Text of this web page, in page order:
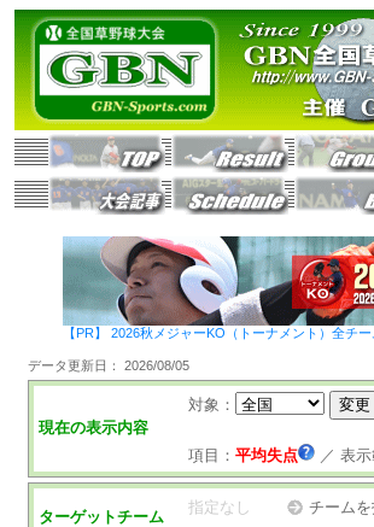
【PR】 2026秋メジャーKO（トーナメント）全チ
データ更新日： 2026/08/05
現在の表示内容
対象：
項目： 平均失点 ／ 表
ターゲットチーム
指定なし チーム